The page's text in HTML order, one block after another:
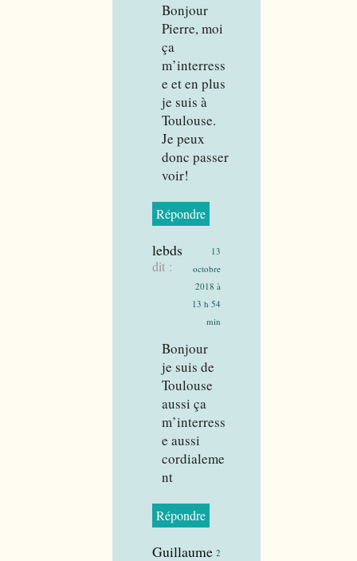
Bonjour
Pierre, moi
ça
m’interress
e et en plus
je suis à
Toulouse.
Je peux
donc passer
voir!
Répondre
lebds
dit :
13
octobre
2018 à
13 h 54
min
Bonjour
je suis de
Toulouse
aussi ça
m’interress
e aussi
cordialeme
nt
Répondre
Guillaume 2